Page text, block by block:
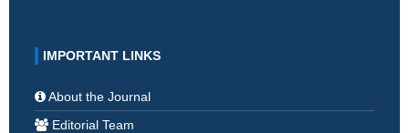
IMPORTANT LINKS
About the Journal
Editorial Team